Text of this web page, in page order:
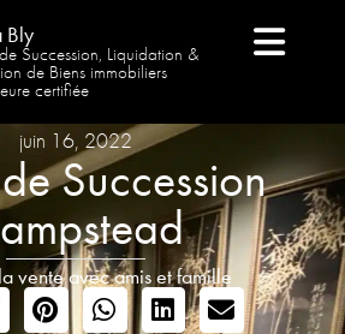
Bly
Succession, Liquidation &
de Biens immobiliers
certifiée
juin 16, 2022
Succession
vente avec amis et famille